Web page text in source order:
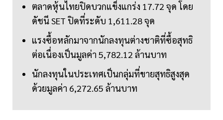
ตลาดหุ้นไทยปิดบวกแข็งแกร่ง 17.72 จุด โดย
ดัชนี SET ปิดที่ระดับ 1,611.28 จุด
แรงซื้อหลักมาจากนักลงทุนต่างชาติที่ซื้อสุทธิ
ต่อเนื่องเป็นมูลค่า 5,782.12 ล้านบาท
นักลงทุนในประเทศเป็นกลุ่มที่ขายสุทธิสูงสุด
ด้วยมูลค่า 6,272.65 ล้านบาท